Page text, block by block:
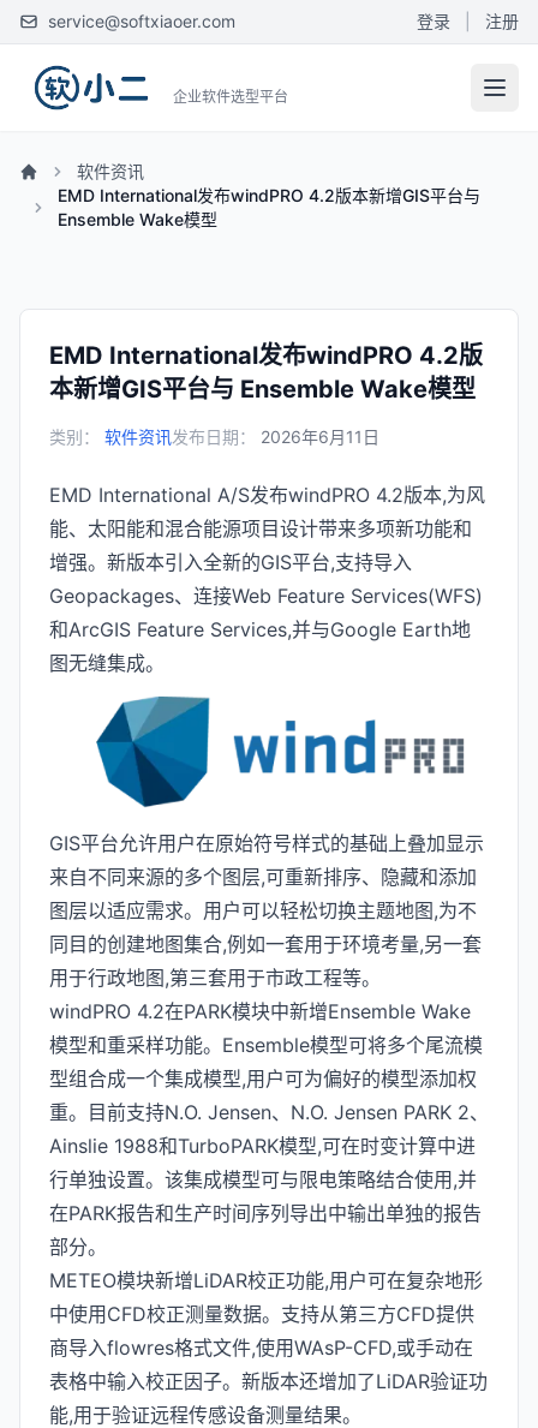
service@softxiaoer.com 登录 注册
企业软件选型平台
软件资讯
EMD International发布windPRO 4.2版本新增GIS平台与
Ensemble Wake模型
EMD International发布windPRO 4.2版
本新增GIS平台与 Ensemble Wake模型
类别： 软件资讯发布日期： 2026年6月11日
EMD International A/S发布windPRO 4.2版本,为风
能、太阳能和混合能源项目设计带来多项新功能和
增强。新版本引入全新的GIS平台,支持导入
Geopackages、连接Web Feature Services(WFS)
和ArcGIS Feature Services,并与Google Earth地
图无缝集成。
GIS平台允许用户在原始符号样式的基础上叠加显示
来自不同来源的多个图层,可重新排序、隐藏和添加
图层以适应需求。用户可以轻松切换主题地图,为不
同目的创建地图集合,例如一套用于环境考量,另一套
用于行政地图,第三套用于市政工程等。
windPRO 4.2在PARK模块中新增Ensemble Wake
模型和重采样功能。Ensemble模型可将多个尾流模
型组合成一个集成模型,用户可为偏好的模型添加权
重。目前支持N.O. Jensen、N.O. Jensen PARK 2、
Ainslie 1988和TurboPARK模型,可在时变计算中进
行单独设置。该集成模型可与限电策略结合使用,并
在PARK报告和生产时间序列导出中输出单独的报告
部分。
METEO模块新增LiDAR校正功能,用户可在复杂地形
中使用CFD校正测量数据。支持从第三方CFD提供
商导入flowres格式文件,使用WAsP-CFD,或手动在
表格中输入校正因子。新版本还增加了LiDAR验证功
能,用于验证远程传感设备测量结果。